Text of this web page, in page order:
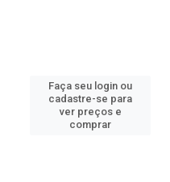
Faça seu login ou
cadastre-se para
ver preços e
comprar